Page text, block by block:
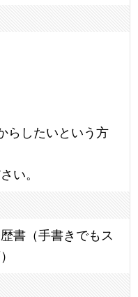
らしたいという方
い。
書（手書きでもス